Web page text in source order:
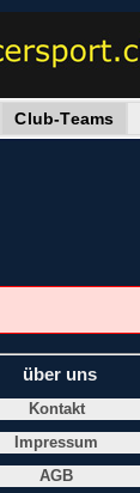
Club-Teams
über uns
Kontakt
Impressum
AGB